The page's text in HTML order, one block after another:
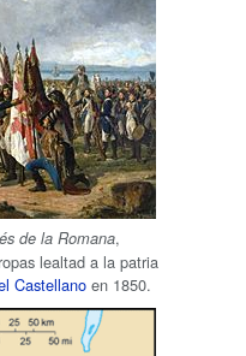
de la Romana,
lealtad a la patria
Castellano en 1850.